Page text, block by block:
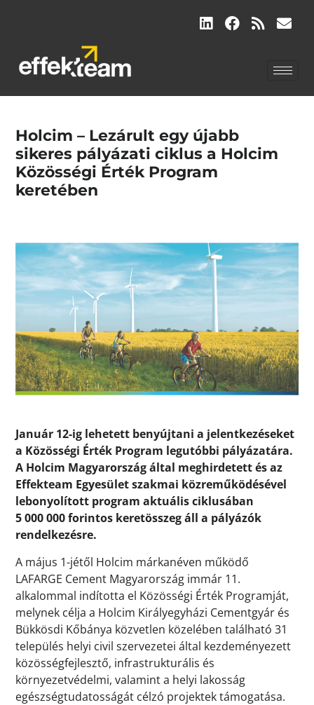
Holcim – Lezárult egy újabb
sikeres pályázati ciklus a Holcim
Közösségi Érték Program
keretében
Január 12-ig lehetett benyújtani a jelentkezéseket
a Közösségi Érték Program legutóbbi pályázatára.
A Holcim Magyarország által meghirdetett és az
Effekteam Egyesület szakmai közreműködésével
lebonyolított program aktuális ciklusában
5 000 000 forintos keretösszeg áll a pályázók
rendelkezésre.
A május 1-jétől Holcim márkanéven működő
LAFARGE Cement Magyarország immár 11.
alkalommal indította el Közösségi Érték Programját,
melynek célja a Holcim Királyegyházi Cementgyár és
Bükkösdi Kőbánya közvetlen közelében található 31
település helyi civil szervezetei által kezdeményezett
közösségfejlesztő, infrastrukturális és
környezetvédelmi, valamint a helyi lakosság
egészségtudatosságát célzó projektek támogatása.